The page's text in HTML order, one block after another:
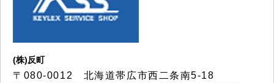
(株)反町
〒080-0012 北海道帯広市西二条南5-18